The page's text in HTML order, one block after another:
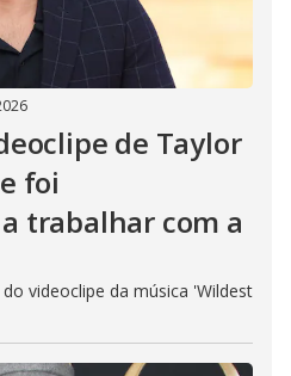
de Taylor
foi
trabalhar com a
videoclipe da música 'Wildest